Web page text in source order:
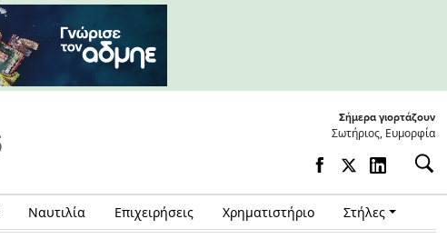
Σήμερα γιορτάζουν
Σωτήριος, Ευμορφία
Ναυτιλία Επιχειρήσεις Χρηματιστήριο Στήλες